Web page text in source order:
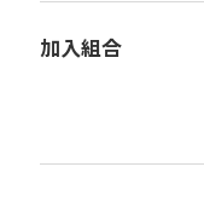
加入組合